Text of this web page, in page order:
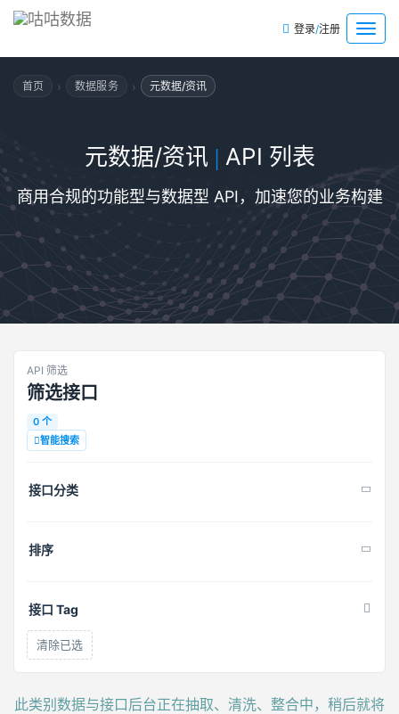
菜
单
登录/注册
首页 › 数据服务 › 元数据/资讯
元数据/资讯 | API 列表
商用合规的功能型与数据型 API，加速您的业务构建
API 筛选
筛选接口
0 个
智能搜索
接口分类
排序
接口 Tag
清除已选
此类别数据与接口后台正在抽取、清洗、整合中，稍后就将